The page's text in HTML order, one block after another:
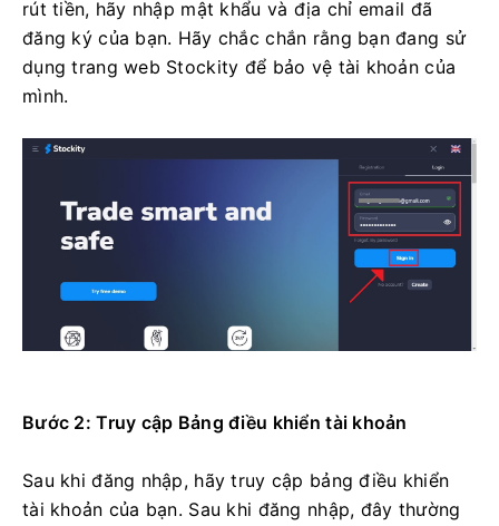
rút tiền, hãy nhập mật khẩu và địa chỉ email đã
đăng ký của bạn. Hãy chắc chắn rằng bạn đang sử
dụng trang web Stockity để bảo vệ tài khoản của
mình.
Bước 2: Truy cập Bảng điều khiển tài khoản
Sau khi đăng nhập, hãy truy cập bảng điều khiển
tài khoản của bạn. Sau khi đăng nhập, đây thường